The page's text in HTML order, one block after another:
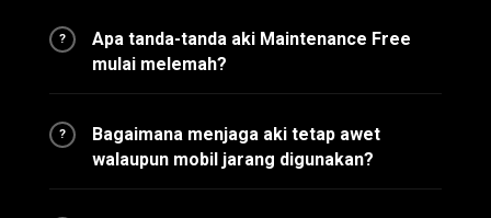
?
Apa tanda-tanda aki Maintenance Free
mulai melemah?
?
Bagaimana menjaga aki tetap awet
walaupun mobil jarang digunakan?